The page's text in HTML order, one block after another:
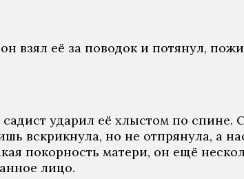
взял её за поводок и потянул,
ударил её хлыстом по спине.
вскрикнула, но не отпрянула, а
покорность матери, он ещё
лицо.